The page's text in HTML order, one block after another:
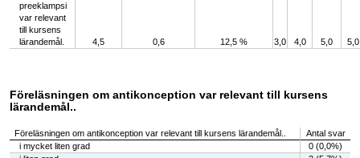
preeklampsi
var relevant
till kursens
lärandemål.
4,5 0,6 12,5 % 3,0 4,0 5,0 5,0
Föreläsningen om antikonception var relevant till kursens
lärandemål..
Föreläsningen om antikonception var relevant till kursens lärandemål..
Antal svar
i mycket liten grad
0 (0,0%)